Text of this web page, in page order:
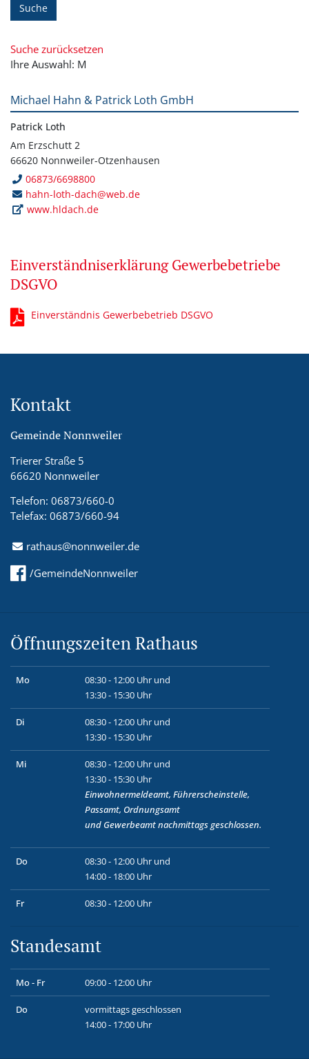
Suche
Suche zurücksetzen
Ihre Auswahl: M
Michael Hahn & Patrick Loth GmbH
Patrick Loth
Am Erzschutt 2
66620 Nonnweiler-Otzenhausen
06873/6698800
hahn-loth-dach@web.de
www.hldach.de
Einverständniserklärung Gewerbebetriebe
DSGVO
Einverständnis Gewerbebetrieb DSGVO
Kontakt
Gemeinde Nonnweiler
Trierer Straße 5
66620 Nonnweiler
Telefon: 06873/660-0
Telefax: 06873/660-94
rathaus@nonnweiler.de
/GemeindeNonnweiler
Öffnungszeiten Rathaus
Mo
08:30 - 12:00 Uhr und
13:30 - 15:30 Uhr
Di
08:30 - 12:00 Uhr und
13:30 - 15:30 Uhr
Mi
08:30 - 12:00 Uhr und
13:30 - 15:30 Uhr
Einwohnermeldeamt, Führerscheinstelle,
Passamt, Ordnungsamt
und Gewerbeamtnachmittags geschlossen.
Do
08:30 - 12:00 Uhr und
14:00 - 18:00 Uhr
Fr 08:30 - 12:00 Uhr
Standesamt
Mo - Fr 09:00 - 12:00 Uhr
Do
vormittags geschlossen
14:00 - 17:00 Uhr